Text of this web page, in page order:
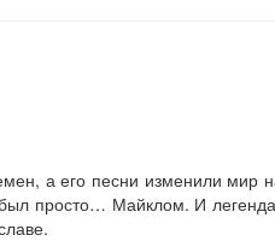
а его песни изменили мир
просто… Майклом. И